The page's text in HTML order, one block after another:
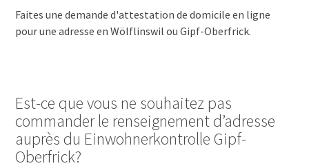
Faites une demande d'attestation de domicile en ligne
pour une adresse en Wölflinswil ou Gipf-Oberfrick.
Est-ce que vous ne souhaitez pas
commander le renseignement d’adresse
auprès du Einwohnerkontrolle Gipf-
Oberfrick?